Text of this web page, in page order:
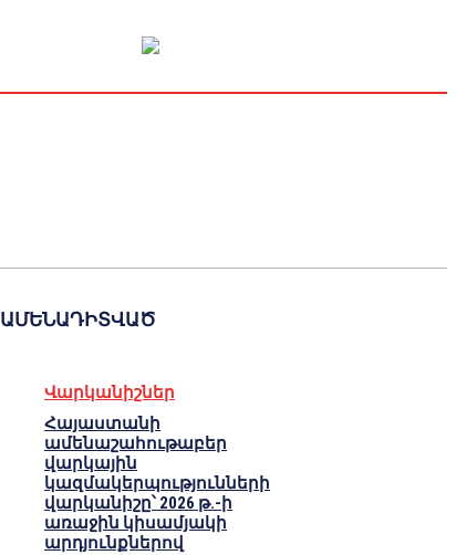
ԱՄԵՆԱԴԻՏՎԱԾ
Վարկանիշներ
Հայաստանի
ամենաշահութաբեր
վարկային
կազմակերպությունների
վարկանիշը՝ 2026 թ.-ի
առաջին կիսամյակի
արդյունքներով